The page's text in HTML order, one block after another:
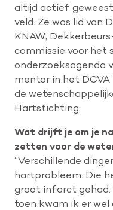
altijd actief
veld. Ze was lid van
KNAW;
commissie voor het
onderzoeksagenda
mentor in het
de
Hartstichting.
Wat drijft je om je
zetten voor de
“Verschillende
hartprobleem. Die
groot infarct gehad.
toen kwam ik er